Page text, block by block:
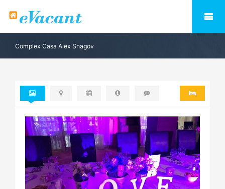
Complex Casa Alex Snagov